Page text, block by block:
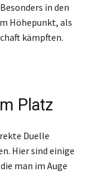
in den
Höhepunkt, als
kämpften.
Platz
Duelle
Hier sind einige
man im Auge